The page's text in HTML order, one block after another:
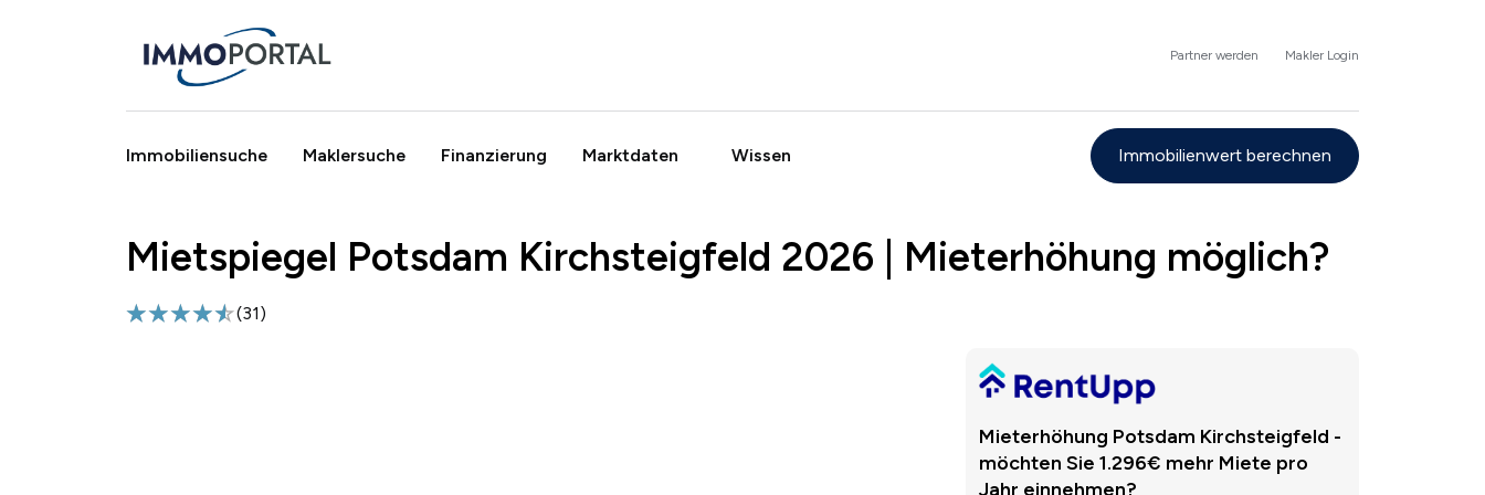
Partner werden Makler Login
Immobiliensuche Maklersuche Finanzierung Marktdaten Wissen Immobilienwert berechnen
Breadcrumb
Mietspiegel Potsdam Kirchsteigfeld 2026 | Mieterhöhung möglich?
(31)
Mieterhöhung Potsdam Kirchsteigfeld -
möchten Sie 1.296€ mehr Miete pro
Jahr einnehmen?